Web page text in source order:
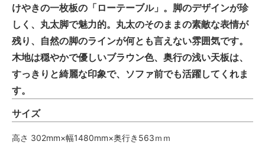
けやきの一枚板の「ローテーブル」。脚のデザインが珍
しく、丸太脚で魅力的。丸太のそのままの素敵な表情が
残り、自然の脚のラインが何とも言えない雰囲気です。
木地は穏やかで優しいブラウン色、奥行の浅い天板は、
すっきりと綺麗な印象で、ソファ前でも活躍してくれま
す。
サイズ
高さ 302mm×幅1480mm×奥行き563ｍｍ